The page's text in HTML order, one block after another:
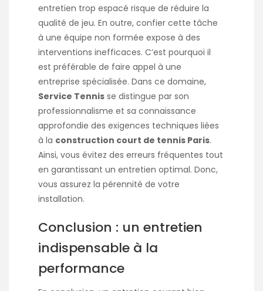
entretien trop espacé risque de réduire la
qualité de jeu. En outre, confier cette tâche
à une équipe non formée expose à des
interventions inefficaces. C’est pourquoi il
est préférable de faire appel à une
entreprise spécialisée. Dans ce domaine,
Service Tennis se distingue par son
professionnalisme et sa connaissance
approfondie des exigences techniques liées
à la construction court de tennis Paris.
Ainsi, vous évitez des erreurs fréquentes tout
en garantissant un entretien optimal. Donc,
vous assurez la pérennité de votre
installation.
Conclusion : un entretien
indispensable à la
performance